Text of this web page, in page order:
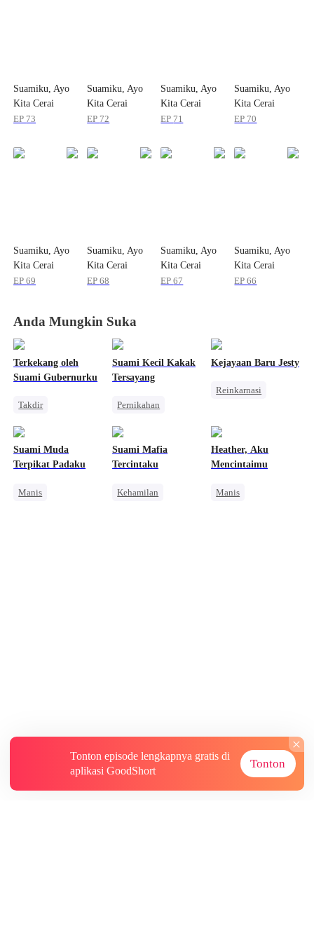
Suamiku, Ayo
Kita Cerai
EP 73
Suamiku, Ayo
Kita Cerai
EP 72
Suamiku, Ayo
Kita Cerai
EP 71
Suamiku, Ayo
Kita Cerai
EP 70
Suamiku, Ayo
Kita Cerai
EP69
Suamiku, Ayo
Kita Cerai
EP68
Suamiku, Ayo
Kita Cerai
EP67
Suamiku, Ayo
Kita Cerai
EP66
Anda Mungkin Suka
Terkekang oleh
Suami Gubernurku
Takdir
Cinta Satu Malam
Suami Kecil Kakak
Tersayang
Pernikahan
Kejayaan Baru Jesty
Reinkarnasi
Pembalasan
Suami Muda
Terpikat Padaku
Manis
Suami Mafia
Tercintaku
Kehamilan
Heather, Aku
Mencintaimu
Manis
Tonton episode lengkapnya gratis di
aplikasi GoodShort
Tonton